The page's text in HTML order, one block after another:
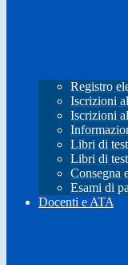
Registro
Iscrizioni
Iscrizioni
Libri di
Libri di
Consegna
Esami di
Docenti e ATA